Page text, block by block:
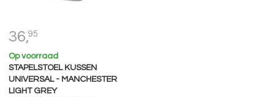
36,95
Op voorraad
STAPELSTOEL KUSSEN
UNIVERSAL - MANCHESTER
LIGHT GREY